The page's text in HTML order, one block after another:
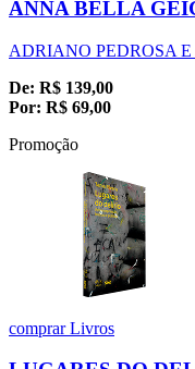
ANNA BELLA
ADRIANO PEDROSA
De: R$ 139,00
Por: R$ 69,00
Promoção
comprarLivros